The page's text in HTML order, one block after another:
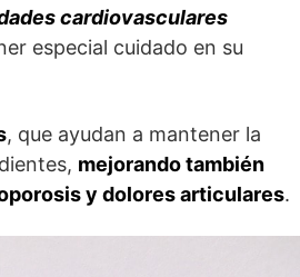
cardiovasculares
especial cuidado en su
, que ayudan a mantener la
mejorando también
y dolores articulares.